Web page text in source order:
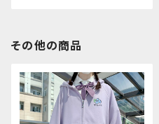
その他の商品